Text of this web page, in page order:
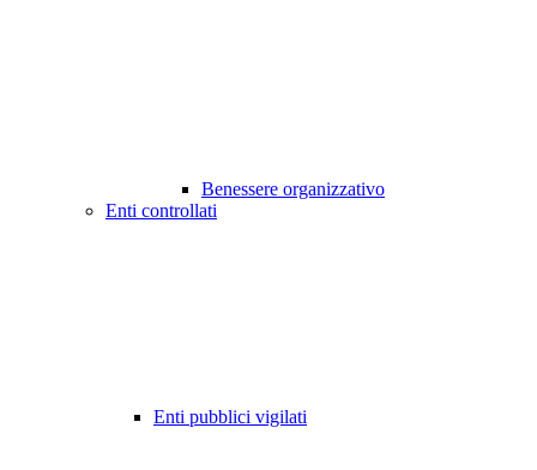
Benessere organizzativo
Enti controllati
Enti pubblici vigilati